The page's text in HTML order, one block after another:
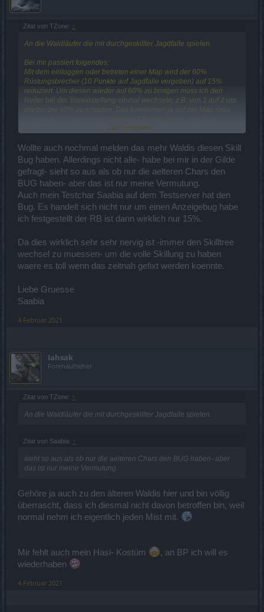
Zitat von TZone: ↑
An die Waldläufer die mit durchgeskillter Jagdfalle spielen.
Bei mir passiert folgendes:
Mit dem einloggen oder betreten einer Map wird der 60%
Rüstungsbrecher (10 Punkte auf Jagdfalle vergeben) auf 15%
reduziert. Um diesen wieder auf 60% zu bringen muss ich den
Reiter bei der Voreinstellung einmal wechseln, z.B. von 1 auf 2 um
bedeutet, dass ich immer mit einer für mich falschen Voreinstellung
wechseln (dadurch kein CD), damit ich wieder die 60%
Rüstunsbrecher habe. Das nervt unheimlich.
Beobachtet das mal, dem Support habe ich ein Video dazu
gesendet, bei einer Antwort (wenn denn was fundiertes dazu
geantwortet wird) berichte ich wieder.
Edit 1, 31.01.21 19:00 Uhr:
Die Lebenspunkte vom geskillten Baum (200% mehr) wirken nach
dem Mapwechsel auch nicht, erst nach umstellen der
Edit 2, 03.02.21 21:30 Uhr:
Der Support hat sich gemeldet, man wird diese Feststellung an die
entsprechende Fachabteilung zur Überprüfung weiter geben.
Click to expand...
Wollte auch nochmal melden das mehr Waldis diesen Skill
Bug haben. Allerdings nicht alle- habe bei mir in der Gilde
gefragt- sieht so aus als ob nur die aelteren Chars den
BUG haben- aber das ist nur meine Vermutung.
Auch mein Testchar Saabia auf dem Testserver hat den
Bug. Es handelt sich nicht nur um einen Anzeigebug habe
ich festgestellt der RB ist dann wirklich nur 15%.
Da dies wirklich sehr sehr nervig ist -immer den Skilltree
wechsel zu muessen- um die volle Skillung zu haben
waere es toll wenn das zeitnah gefixt werden koennte.
Liebe Gruesse
Saabia
4 Februar 2021
Iahsak
Forenaufseher
Zitat von TZone: ↑
An die Waldläufer die mit durchgeskillter Jagdfalle spielen.
Zitat von Saabia: ↑
sieht so aus als ob nur die aelteren Chars den BUG haben- aber
das ist nur meine Vermutung.
Gehöre ja auch zu den älteren Waldis hier und bin völlig
überrascht, dass ich diesmal nicht davon betroffen bin, weil
normal nehm ich eigentlich jeden Mist mit.
Mir fehlt auch mein Hasi- Kostüm
, an BP ich will es
wiederhaben
4 Februar 2021